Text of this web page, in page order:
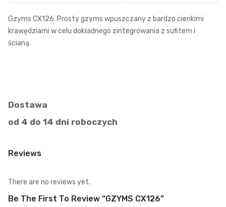
Gzyms CX126. Prosty gzyms wpuszczany z bardzo cienkimi
krawędziami w celu dokładnego zintegrowania z sufitem i
ścianą.
Dostawa
od 4 do 14 dni roboczych
Reviews
There are no reviews yet.
Be The First To Review “GZYMS CX126”